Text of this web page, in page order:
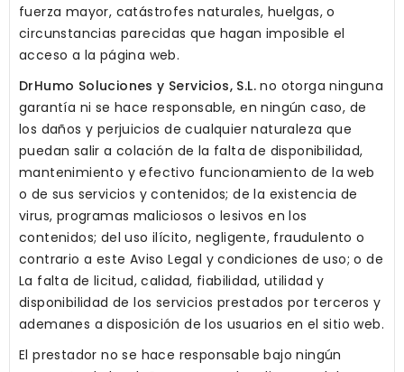
fuerza mayor, catástrofes naturales, huelgas, o
circunstancias parecidas que hagan imposible el
acceso a la página web.
DrHumo Soluciones y Servicios, S.L. no otorga ninguna
garantía ni se hace responsable, en ningún caso, de
los daños y perjuicios de cualquier naturaleza que
puedan salir a colación de la falta de disponibilidad,
mantenimiento y efectivo funcionamiento de la web
o de sus servicios y contenidos; de la existencia de
virus, programas maliciosos o lesivos en los
contenidos; del uso ilícito, negligente, fraudulento o
contrario a este Aviso Legal y condiciones de uso; o de
La falta de licitud, calidad, fiabilidad, utilidad y
disponibilidad de los servicios prestados por terceros y
ademanes a disposición de los usuarios en el sitio web.
El prestador no se hace responsable bajo ningún